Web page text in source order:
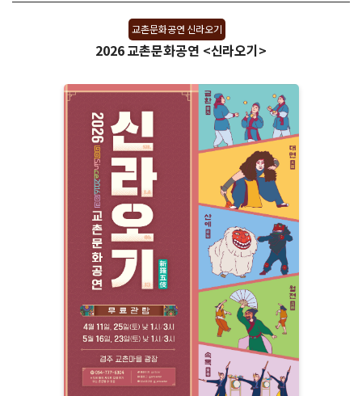
교촌문화공연 신라오기
2026 교촌문화공연 <신라오기>